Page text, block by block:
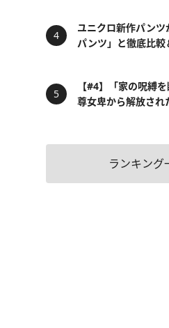
ユニクロ新作パン
パンツ」と徹底比較
【#4】「家の呪縛
尊女卑から解放され
ランキング